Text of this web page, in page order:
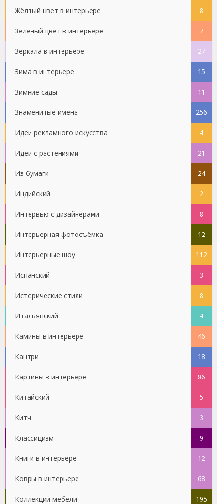
Жёлтый цвет в интерьере 8
Зеленый цвет в интерьере 7
Зеркала в интерьере 27
Зима в интерьере 15
Зимние сады 11
Знаменитые имена 256
Идеи рекламного искусства 4
Идеи с растениями 21
Из бумаги 24
Индийский 2
Интервью с дизайнерами 8
Интерьерная фотосъёмка 12
Интерьерные шоу 112
Испанский 3
Исторические стили 8
Итальянский 4
Камины в интерьере 46
Кантри 18
Картины в интерьере 86
Китайский 5
Китч 3
Классицизм 9
Книги в интерьере 12
Ковры в интерьере 68
Коллекции мебели 195